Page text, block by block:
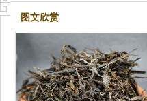
图文欣赏